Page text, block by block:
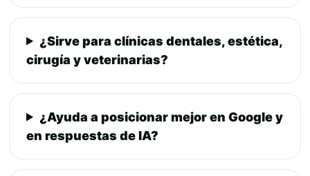
¿Sirve para clínicas dentales, estética,
cirugía y veterinarias?
¿Ayuda a posicionar mejor en Google y
en respuestas de IA?